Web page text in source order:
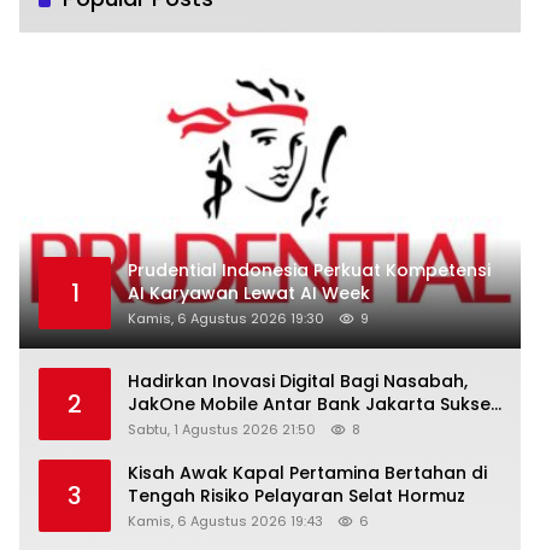
1
Prudential Indonesia Perkuat Kompetensi
AI Karyawan Lewat AI Week
Kamis, 6 Agustus 2026 19:30 9
2
Hadirkan Inovasi Digital Bagi Nasabah,
JakOne Mobile Antar Bank Jakarta Sukses
Raih Digital Excellence Awards 2026
Sabtu, 1 Agustus 2026 21:50 8
3
Kisah Awak Kapal Pertamina Bertahan di
Tengah Risiko Pelayaran Selat Hormuz
Kamis, 6 Agustus 2026 19:43 6